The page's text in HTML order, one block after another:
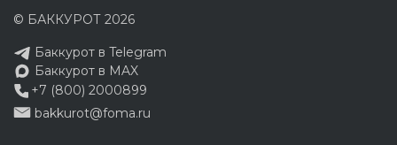
© БАККУРОТ 2026
Баккурот в Telegram
Баккурот в MAX
+7 (800) 2000899
bakkurot@foma.ru